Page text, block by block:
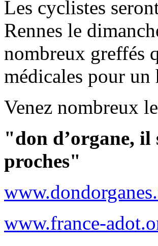
Les cyclistes
Rennes le
nombreux greffés
médicales pour un
Venez nombreux
"don d’organe, il
proches"
www.france-